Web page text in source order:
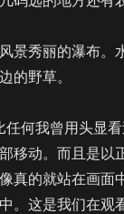
景秀丽的瀑布。
的野草。
何我曾用头显
移动。而且是以
真的就站在画面
。这是我们在观